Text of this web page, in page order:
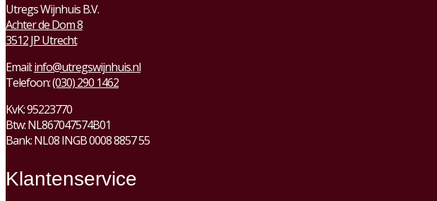
Utregs Wijnhuis B.V.
Achter de Dom 8
3512 JP Utrecht
Email:info@utregswijnhuis.nl
Telefoon:(030) 290 1462
KvK:95223770
Btw:NL867047574B01
Bank: NL08 INGB 0008 8857 55
Klantenservice